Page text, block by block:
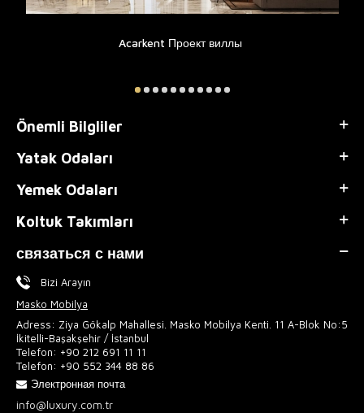
Acarkent Проект виллы
Önemli Bilgliler
Yatak Odaları
Yemek Odaları
Koltuk Takımları
связаться с нами
Bizi Arayın
Masko Mobilya
Adress: Ziya Gökalp Mahallesi. Masko Mobilya Kenti. 11 A-Blok No:5
İkitelli-Başakşehir / İstanbul
Telefon: +90 212 691 11 11
Telefon: +90 552 344 88 86
Электронная почта
info@luxury.com.tr